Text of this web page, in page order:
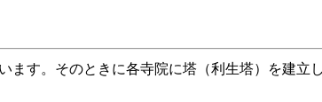
す。そのときに各寺院に塔（利生塔）を建立